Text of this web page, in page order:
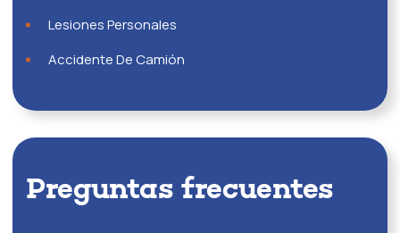
Lesiones Personales
Accidente De Camión
Preguntas frecuentes